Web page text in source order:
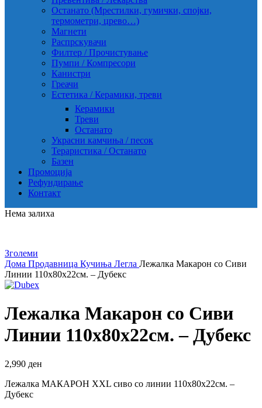
Останато (Мрестилки, гумички, спојки,
термометри, црево…)
Магнети
Распрскувачи
Филтер / Прочистување
Пумпи / Компресори
Канистри
Греачи
Естетика / Керамики, треви
Керамики
Треви
Останато
Украсни камчиња / песок
Тераристика / Останато
Базен
Промоција
Рефундирање
Контакт
Нема залиха
Зголеми
Дома Продавница Кучиња Легла Лежалка Макарон со Сиви
Линии 110х80х22см. – Дубекс
Лежалка Макарон со Сиви
Линии 110х80х22см. – Дубекс
2,990 ден
Лежалка МАКАРОН XXL сиво со линии 110х80х22см. –
Дубекс